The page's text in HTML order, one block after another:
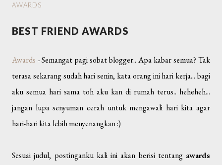
AWARDS
BEST FRIEND AWARDS
Awards - Semangat pagi sobat blogger.. Apa kabar semua? Tak
terasa sekarang sudah hari senin, kata orang ini hari kerja... bagi
aku semua hari sama toh aku kan di rumah terus.. heheheh...
jangan lupa senyuman cerah untuk mengawali hari kita agar
hari-hari kita lebih menyenangkan :)
Sesuai judul, postinganku kali ini akan berisi tentang awards